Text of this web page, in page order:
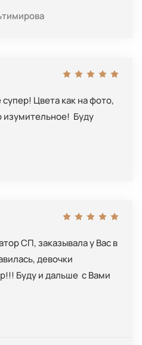
Цвета как на фото,
изумительное! Буду
СП, заказывала у Вас в
девочки
Буду и дальше с Вами